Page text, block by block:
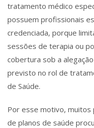
tratamento médico
possuem profissionais
credenciada, porque
sessões de terapia ou
cobertura sob a
previsto no rol de
de Saúde.
Por esse motivo, muitos
de planos de saúde